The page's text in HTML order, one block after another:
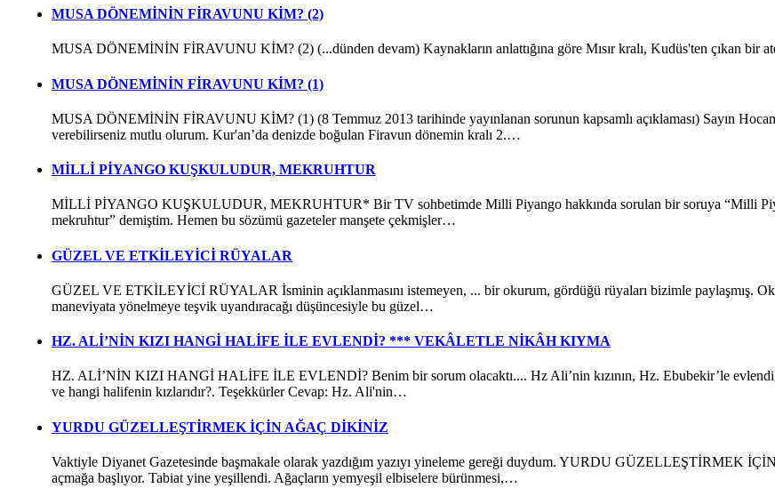
MUSA DÖNEMİNİN FİRAVUNU KİM? (2)
MUSA DÖNEMİNİN FİRAVUNU KİM? (2) (...dünden devam) Kaynakların anlattığına göre Mısır kralı, Kudüs'ten çıkan bir
MUSA DÖNEMİNİN FİRAVUNU KİM? (1)
MUSA DÖNEMİNİN FİRAVUNU KİM? (1) (8 Temmuz 2013 tarihinde yayınlanan sorunun kapsamlı açıklaması) Sayın Hocam
verebilirseniz mutlu olurum. Kur'an’da denizde boğulan Firavun dönemin kralı 2.…
MİLLİ PİYANGO KUŞKULUDUR, MEKRUHTUR
MİLLİ PİYANGO KUŞKULUDUR, MEKRUHTUR* Bir TV sohbetimde Milli Piyango hakkında sorulan bir soruya “Milli
mekruhtur” demiştim. Hemen bu sözümü gazeteler manşete çekmişler…
GÜZEL VE ETKİLEYİCİ RÜYALAR
GÜZEL VE ETKİLEYİCİ RÜYALAR İsminin açıklanmasını istemeyen, ... bir okurum, gördüğü rüyaları bizimle paylaşmış.
maneviyata yönelmeye teşvik uyandıracağı düşüncesiyle bu güzel…
HZ. ALİ’NİN KIZI HANGİ HALİFE İLE EVLENDİ? *** VEKÂLETLE NİKÂH KIYMA
HZ. ALİ’NİN KIZI HANGİ HALİFE İLE EVLENDİ? Benim bir sorum olacaktı.... Hz Ali’nin kızının, Hz. Ebubekir’le
ve hangi halifenin kızlarıdır?. Teşek­kürler Cevap: Hz. Ali'nin…
YURDU GÜZELLEŞTİRMEK İÇİN AĞAÇ DİKİNİZ
Vaktiyle Diyanet Gazetesinde başmakale olarak yaz­dığım yazıyı yineleme gereği duydum. YURDU GÜZELLEŞTİRMEK
açmağa başlıyor. Tabiat yine yeşillendi. Ağaçların yemyeşil elbiselere bürünmesi,…